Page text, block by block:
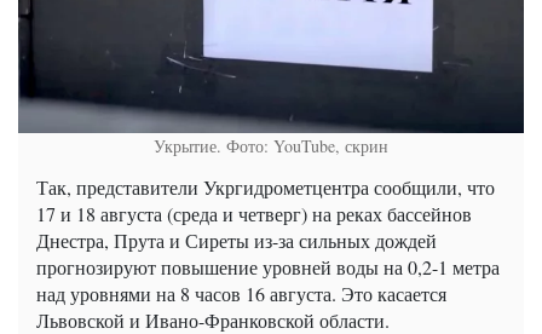
Укрытие. Фото: YouTube, скрин
Так, представители Укргидрометцентра сообщили, что
17 и 18 августа (среда и четверг) на реках бассейнов
Днестра, Прута и Сиреты из-за сильных дождей
прогнозируют повышение уровней воды на 0,2-1 метра
над уровнями на 8 часов 16 августа. Это касается
Львовской и Ивано-Франковской области.